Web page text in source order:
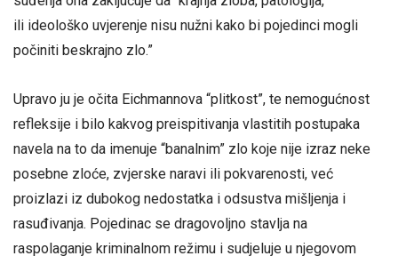
ili ideološko uvjerenje nisu nužni kako bi pojedinci mogli
počiniti beskrajno zlo.”
Upravo ju je očita Eichmannova “plitkost”, te nemogućnost
refleksije i bilo kakvog preispitivanja vlastitih postupaka
navela na to da imenuje “banalnim” zlo koje nije izraz neke
posebne zloće, zvjerske naravi ili pokvarenosti, već
proizlazi iz dubokog nedostatka i odsustva mišljenja i
rasuđivanja. Pojedinac se dragovoljno stavlja na
raspolaganje kriminalnom režimu i sudjeluje u njegovom